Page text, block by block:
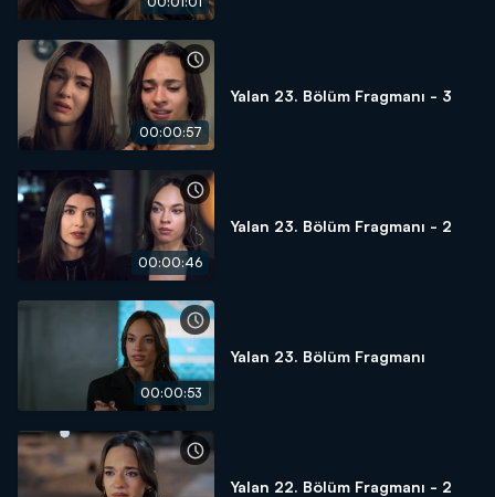
00:00:57
Yalan 23. Bölüm Fragmanı - 3
00:00:46
Yalan 23. Bölüm Fragmanı - 2
00:00:53
Yalan 23. Bölüm Fragmanı
Yalan 22. Bölüm Fragmanı - 2